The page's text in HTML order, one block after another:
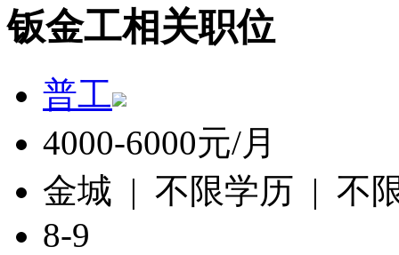
钣金工相关职位
普工
4000-6000元/月
金城 | 不限学历 | 不
8-9